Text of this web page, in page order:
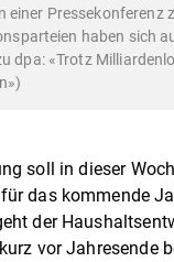
einer Pressekonferenz
haben sich
dpa: «Trotz
soll in dieser
das kommende
der
vor Jahresende